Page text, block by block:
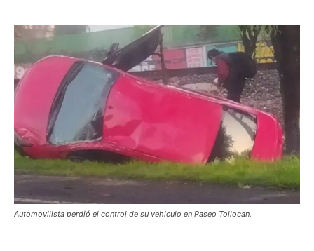
Automovilista perdió el control de su vehiculo en Paseo Tollocan.